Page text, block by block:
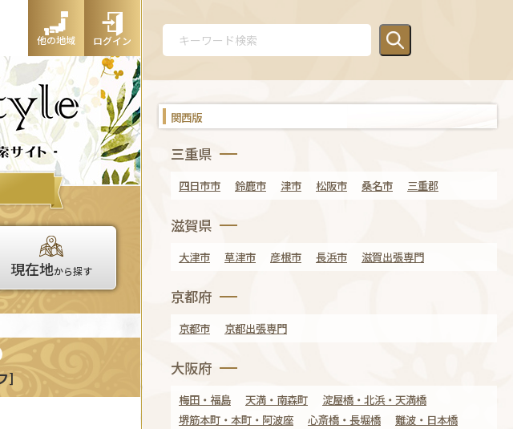
他の地域 ログイン
関西版
三重県
四日市市 鈴鹿市 津市 松阪市 桑名市 三重郡
滋賀県
大津市 草津市 彦根市 長浜市 滋賀出張専門
京都府
京都市 京都出張専門
大阪府
梅田・福島 天満・南森町
淀屋橋・北浜・天満橋
堺筋本町・本町・阿波座
心斎橋・長堀橋
難波・日本橋
現在地から探す
]